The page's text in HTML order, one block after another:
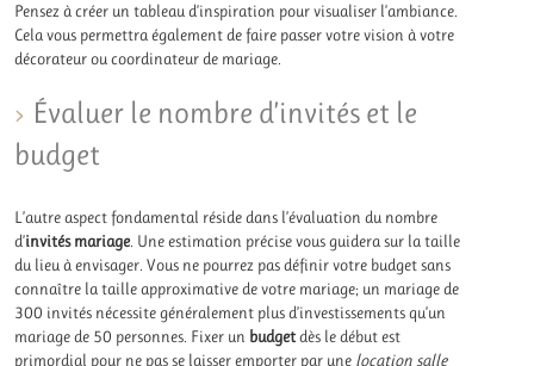
Pensez à créer un tableau d’inspiration pour visualiser l’ambiance.
Cela vous permettra également de faire passer votre vision à votre
décorateur ou coordinateur de mariage.
Évaluer le nombre d’invités et le
budget
L’autre aspect fondamental réside dans l’évaluation du nombre
d’invités mariage. Une estimation précise vous guidera sur la taille
du lieu à envisager. Vous ne pourrez pas définir votre budget sans
connaître la taille approximative de votre mariage; un mariage de
300 invités nécessite généralement plus d’investissements qu’un
mariage de 50 personnes. Fixer un budgetdès le début est
primordial pour ne pas se laisser emporter par une location salle